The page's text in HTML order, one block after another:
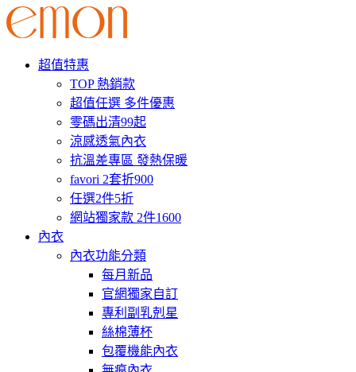
超值特惠
TOP 熱銷款
超值任選 多件優惠
零碼出清99起
涼感透氣內衣
抗溫差專區 發熱保暖
favori 2套折900
任選2件5折
網站獨家款 2件1600
內衣
內衣功能分類
每月新品
官網獨家自訂
專利副乳剋星
絲棉薄杯
包覆機能內衣